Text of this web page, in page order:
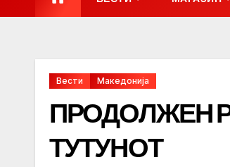
Вести Македонија
ПРОДОЛЖЕН
ТУТУНОТ